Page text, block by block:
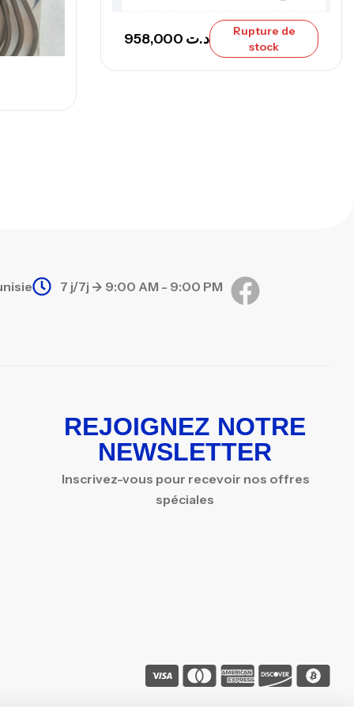
د.ت
Rupture de
stock
7 j/7j -> 9:00 AM - 9:00 PM
REJOIGNEZ NOTRE
NEWSLETTER
Inscrivez-vous pour recevoir nos offres
spéciales